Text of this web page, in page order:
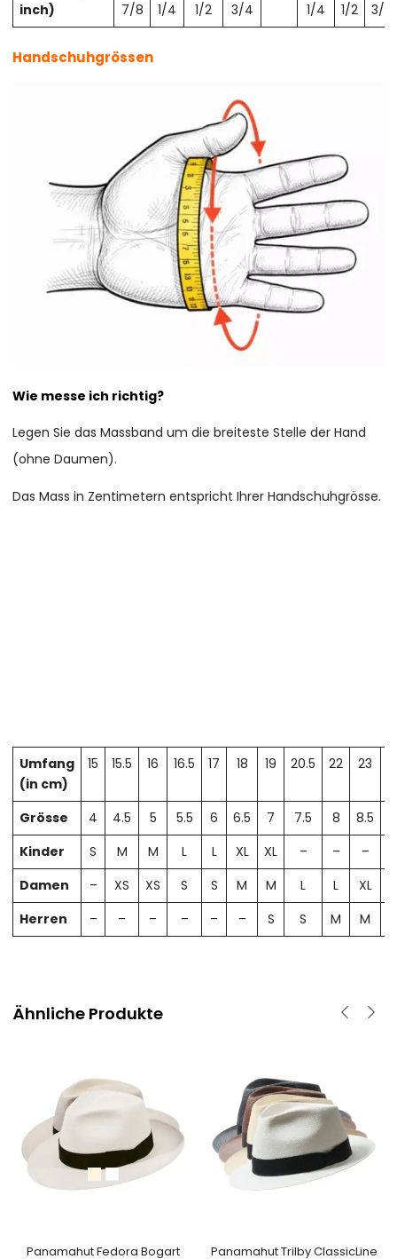
inch)
7/8
1/4
1/2
3/4
1/4
1/2
3/4
Handschuhgrössen
Wie messe ich richtig?
Legen Sie das Massband um die breiteste Stelle der Hand
(ohne Daumen).
Das Mass in Zentimetern entspricht Ihrer Handschuhgrösse.
Umfang
(in cm)
15 15.5 16 16.5 17 18 19 20.5 22 23
Grösse 4 4.5 5 5.5 6 6.5 7 7.5 8 8.5
Kinder
S M M L L XL XL – – –
Damen
– XS XS S S M M L L XL
Herren
– – – – – – S S M M
Ähnliche Produkte
Panamahut Fedora Bogart Panamahut Trilby ClassicLine